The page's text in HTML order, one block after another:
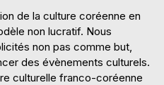
de la culture coréenne en
non lucratif. Nous
non pas comme but,
des évènements culturels.
culturelle franco-coréenne